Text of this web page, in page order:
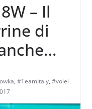
– Il
di
, #TeamItaly, #volei